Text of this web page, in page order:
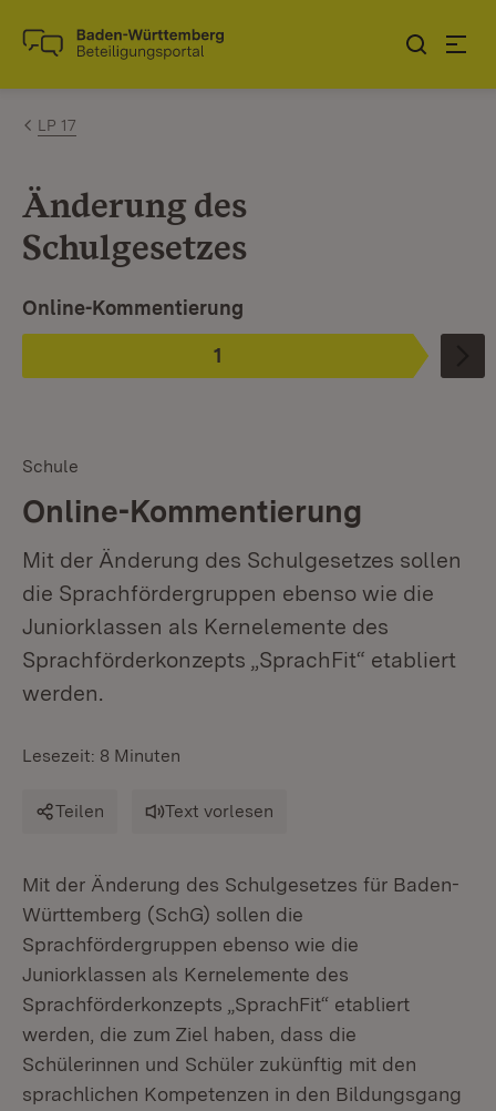
Zum Inhalt springen
Link zur Startseite
LP 17
Änderung des
Schulgesetzes
Phase
1
:
Ist ausgewählt.
Online-Kommentierung
Schule
Online-Kommentierung
Mit der Änderung des Schulgesetzes sollen
die Sprachfördergruppen ebenso wie die
Juniorklassen als Kernelemente des
Sprachförderkonzepts „SprachFit“ etabliert
werden.
Lesezeit: 8 Minuten
Teilen Text vorlesen
Mit der Änderung des Schulgesetzes für Baden-
Württemberg (SchG) sollen die
Sprachfördergruppen ebenso wie die
Juniorklassen als Kernelemente des
Sprachförderkonzepts „SprachFit“ etabliert
werden, die zum Ziel haben, dass die
Schülerinnen und Schüler zukünftig mit den
sprachlichen Kompetenzen in den Bildungsgang